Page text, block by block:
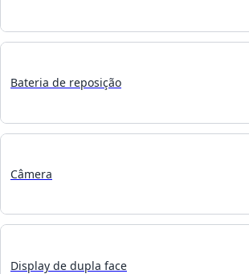
Bateria de reposição
Câmera
Display de dupla face